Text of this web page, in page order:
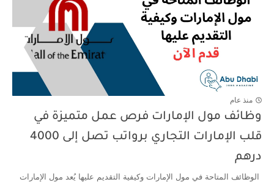
منذ عام
وظائف مول الإمارات فرص عمل متميزة في
قلب الإمارات التجاري برواتب تصل إلى 4000
درهم
الوظائف المتاحة في مول الإمارات وكيفية التقديم عليها يُعد مول الإمارات